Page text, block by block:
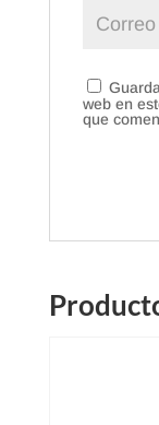
web en
que